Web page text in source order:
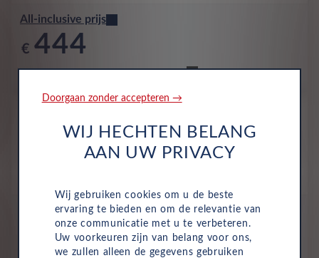
All-inclusive prijs
€ 444
p/m. incl. btw o.b.v 72 mnd en 5,000 km/j
Hyundai Inster
Pulse 49kWh
All-inclusive prijs
450
Doorgaan zonder accepteren →
WIJ HECHTEN BELANG
AAN UW PRIVACY
Wij gebruiken cookies om u de beste
ervaring te bieden en om de relevantie van
onze communicatie met u te verbeteren.
Uw voorkeuren zijn van belang voor ons,
we zullen alleen de gegevens gebruiken